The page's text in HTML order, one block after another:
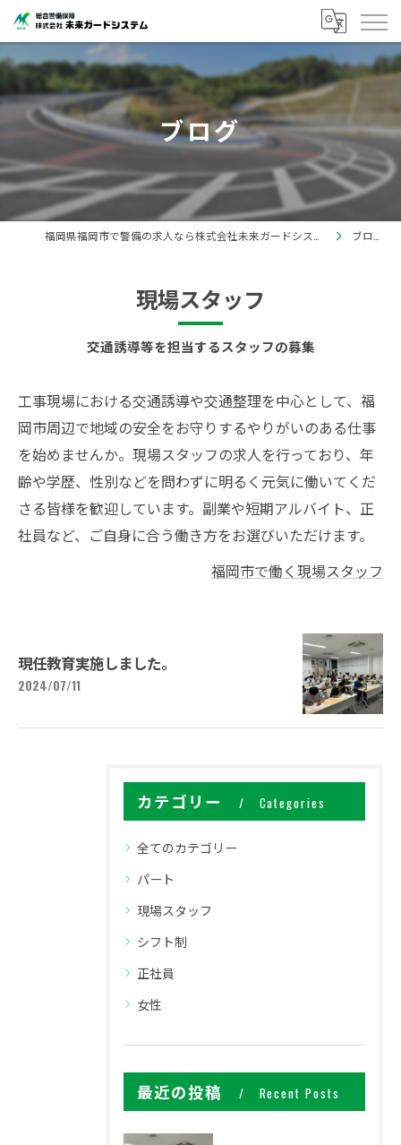
ブログ
ブログ
現場スタッフ
交通誘導等を担当するスタッフの募集
工事現場における交通誘導や交通整理を中心として、福
岡市周辺で地域の安全をお守りするやりがいのある仕事
を始めませんか。現場スタッフの求人を行っており、年
齢や学歴、性別などを問わずに明るく元気に働いてくだ
さる皆様を歓迎しています。副業や短期アルバイト、正
社員など、ご自身に合う働き方をお選びいただけます。
福岡市で働く現場スタッフ
現任教育実施しました。
2024/07/11
カテゴリー Categories
全てのカテゴリー
パート
現場スタッフ
シフト制
正社員
女性
最近の投稿 Recent Posts